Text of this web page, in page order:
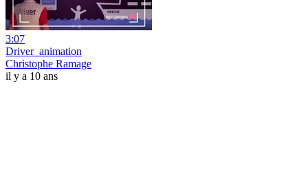
3:07
Driver_animation
Christophe Ramage
il y a 10 ans